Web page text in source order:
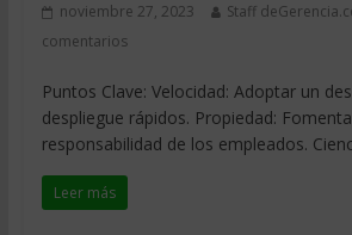
noviembre 27, 2023 Staff
comentarios
Puntos Clave: Velocidad: Adoptar un
despliegue rápidos. Propiedad:
responsabilidad de los empleados.
Leer más